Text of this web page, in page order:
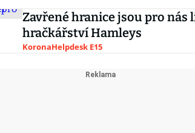
Zavřené hranice jsou pro nás
hračkářství Hamleys
KoronaHelpdesk E15